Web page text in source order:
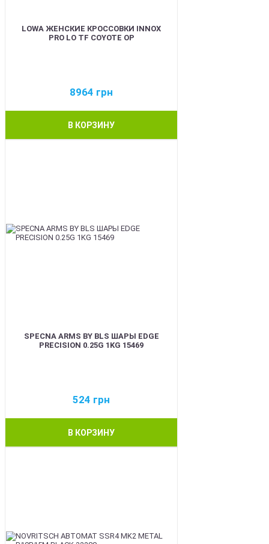
LOWA ЖЕНСКИЕ КРОССОВКИ INNOX
PRO LO TF COYOTE OP
8964 грн
В КОРЗИНУ
SPECNA ARMS BY BLS ШАРЫ EDGE
PRECISION 0.25G 1KG 15469
524 грн
В КОРЗИНУ